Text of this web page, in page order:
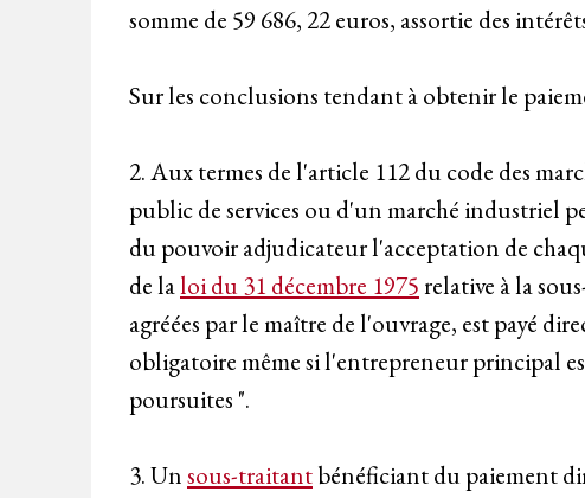
somme de 59 686, 22 euros, assortie des
Sur les conclusions tendant à obtenir le
2. Aux termes de l'article 112 du code des
public de services ou d'un marché industriel
du pouvoir adjudicateur l'acceptation de
de laloi du 31 décembre 1975relative à la
agréées par le maître de l'ouvrage, est payé
obligatoire même si l'entrepreneur principal
poursuites ".
3. Unsous-traitantbénéficiant du paiement